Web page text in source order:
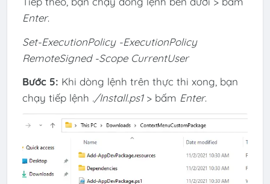
Enter.
Set-ExecutionPolicy -ExecutionPolicy
RemoteSigned -Scope CurrentUser
Bước 5: Khi dòng lệnh trên thực thi xong, bạn
chạy tiếp lệnh ./Install.ps1> bấm Enter.